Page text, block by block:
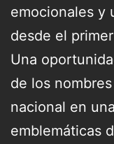
emocionales y
desde el
Una
de los
nacional en
emblemáticas